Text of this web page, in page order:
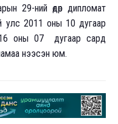
29-ний өдөр дипломат
улс 2011 оны 10 дугаар
оны 07 дугаар сард
нээсэн юм.